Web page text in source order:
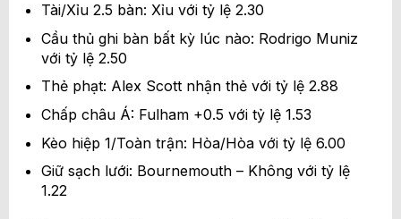
Tài/Xỉu 2.5 bàn: Xỉu với tỷ lệ 2.30
Cầu thủ ghi bàn bất kỳ lúc nào: Rodrigo Muniz
với tỷ lệ 2.50
Thẻ phạt: Alex Scott nhận thẻ với tỷ lệ 2.88
Chấp châu Á: Fulham +0.5 với tỷ lệ 1.53
Kèo hiệp 1/Toàn trận: Hòa/Hòa với tỷ lệ 6.00
Giữ sạch lưới: Bournemouth – Không với tỷ lệ
1.22